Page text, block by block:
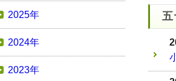
2025年
2024年
2023年